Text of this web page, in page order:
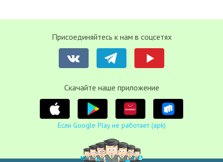
Присоединяйтесь к нам в соцсетях
Cкачайте наше приложение
Если Google Play не работает (apk)